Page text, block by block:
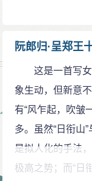
山：日落到了山
是：《词谱》中
聊。
落花：《阳春集
作‘落’。”狼藉（
阑珊：衰落，将
笙歌：合笙之歌
簧管制成，用口
1、张玖青．李煜
阮郎归·呈郑王
这是一首写女
象生动，但新意
有“风乍起，吹皱
多。虽然“日衔山
是拟人化的手法
极高之势；而“日